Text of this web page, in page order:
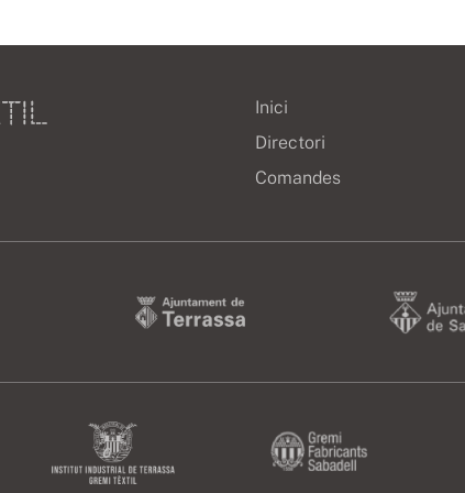
Inici
Directori
Comandes